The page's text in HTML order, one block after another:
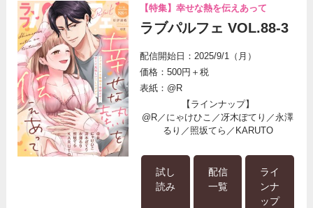
【特集】幸せな熱を伝えあって
ラブパルフェ VOL.88-3
配信開始日：2025/9/1（月）
価格：500円＋税
表紙：@R
【ラインナップ】
@R／にゃけひこ／冴木ぽてり／永澤
るり／照坂てら／KARUTO
試し
読み
配信
一覧
ライ
ンナ
ップ